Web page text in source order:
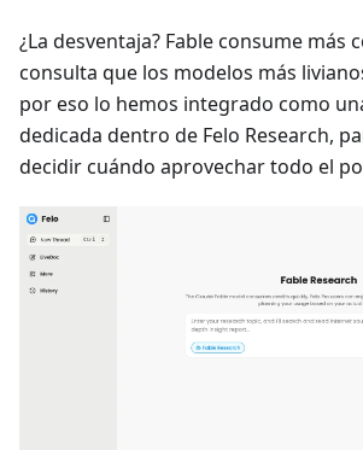
¿La desventaja? Fable consume más
consulta que los modelos más
por eso lo hemos integrado como
dedicada dentro de Felo Research,
decidir cuándo aprovechar todo el